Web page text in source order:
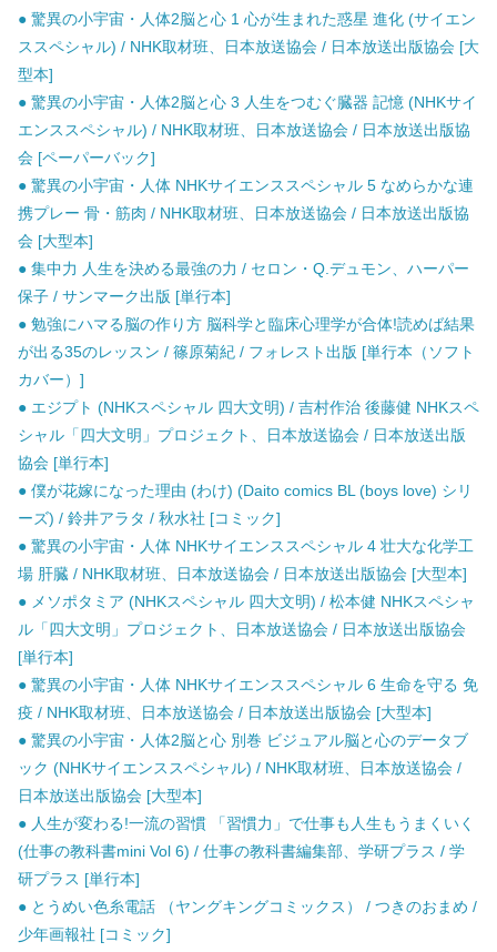
● 驚異の小宇宙・人体2脳と心 1 心が生まれた惑星 進化 (サイエン
ススペシャル) / NHK取材班、日本放送協会 / 日本放送出版協会 [大
型本]
● 驚異の小宇宙・人体2脳と心 3 人生をつむぐ臓器 記憶 (NHKサイ
エンススペシャル) / NHK取材班、日本放送協会 / 日本放送出版協
会 [ペーパーバック]
● 驚異の小宇宙・人体 NHKサイエンススペシャル 5 なめらかな連
携プレー 骨・筋肉 / NHK取材班、日本放送協会 / 日本放送出版協
会 [大型本]
● 集中力 人生を決める最強の力 / セロン・Q.デュモン、ハーパー
保子 / サンマーク出版 [単行本]
● 勉強にハマる脳の作り方 脳科学と臨床心理学が合体!読めば結果
が出る35のレッスン / 篠原菊紀 / フォレスト出版 [単行本（ソフト
カバー）]
● エジプト (NHKスペシャル 四大文明) / 吉村作治 後藤健 NHKスペ
シャル「四大文明」プロジェクト、日本放送協会 / 日本放送出版
協会 [単行本]
● 僕が花嫁になった理由 (わけ) (Daito comics BL (boys love) シリ
ーズ) / 鈴井アラタ / 秋水社 [コミック]
● 驚異の小宇宙・人体 NHKサイエンススペシャル 4 壮大な化学工
場 肝臓 / NHK取材班、日本放送協会 / 日本放送出版協会 [大型本]
● メソポタミア (NHKスペシャル 四大文明) / 松本健 NHKスペシャ
ル「四大文明」プロジェクト、日本放送協会 / 日本放送出版協会
[単行本]
● 驚異の小宇宙・人体 NHKサイエンススペシャル 6 生命を守る 免
疫 / NHK取材班、日本放送協会 / 日本放送出版協会 [大型本]
● 驚異の小宇宙・人体2脳と心 別巻 ビジュアル脳と心のデータブ
ック (NHKサイエンススペシャル) / NHK取材班、日本放送協会 /
日本放送出版協会 [大型本]
● 人生が変わる!一流の習慣 「習慣力」で仕事も人生もうまくいく
(仕事の教科書mini Vol 6) / 仕事の教科書編集部、学研プラス / 学
研プラス [単行本]
● とうめい色糸電話 （ヤングキングコミックス） / つきのおまめ /
少年画報社 [コミック]